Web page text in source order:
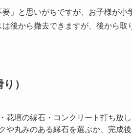
要」と思いがちですが、お子様が
後から撤去できますが、後から
）
花壇の縁石・コンクリート打ち放
や丸みのある縁石を選ぶか、完成